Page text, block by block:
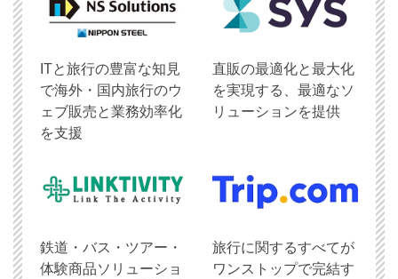
ITと旅行の豊富な知見
で海外・国内旅行のウ
ェブ販売と業務効率化
を支援
直販の最適化と最大化
を実現する、最適なソ
リューションを提供
鉄道・バス・ツアー・
体験商品ソリューショ
旅行に関するすべてが
ワンストップで完結す